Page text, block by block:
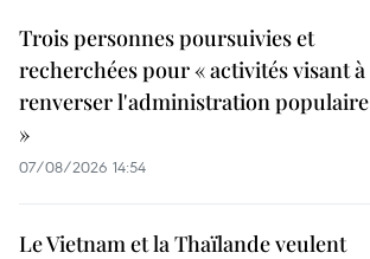
Trois personnes poursuivies et
recherchées pour « activités visant à
renverser l'administration populaire
»
07/08/2026 14:54
Le Vietnam et la Thaïlande veulent